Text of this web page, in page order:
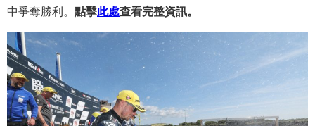
中爭奪勝利。 點擊此處查看完整資訊。